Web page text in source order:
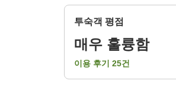
투숙객 평점
매우 훌륭함
이용 후기 25건